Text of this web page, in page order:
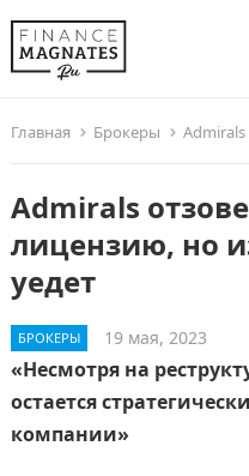
Главная Брокеры Admirals
Admirals
лицензию, но
уедет
БРОКЕРЫ 19 мая, 2023
«Несмотря на
остается
компании»